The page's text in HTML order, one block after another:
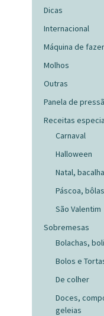
Dicas
Internacional
Máquina de
Molhos
Outras
Panela de
Receitas
Carnaval
Halloween
Natal,
Páscoa,
São Valentim
Sobremesas
Bolachas,
Bolos e
De colher
Doces,
geleias